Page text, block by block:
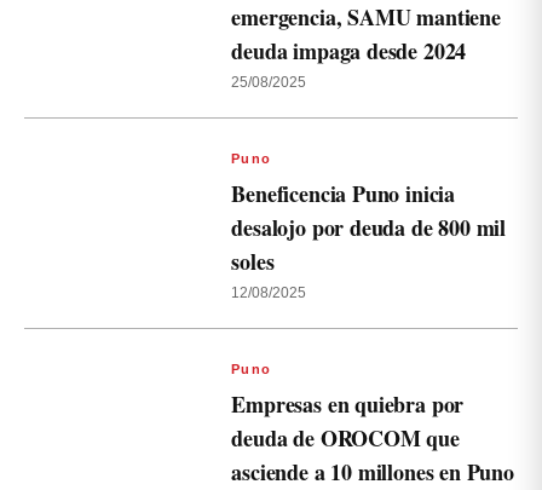
emergencia, SAMU mantiene
deuda impaga desde 2024
25/08/2025
Puno
Beneficencia Puno inicia
desalojo por deuda de 800 mil
soles
12/08/2025
Puno
Empresas en quiebra por
deuda de OROCOM que
asciende a 10 millones en Puno